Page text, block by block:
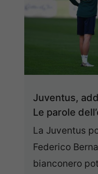
Juventus,
Le parole
La Juventus
Federico
bianconero